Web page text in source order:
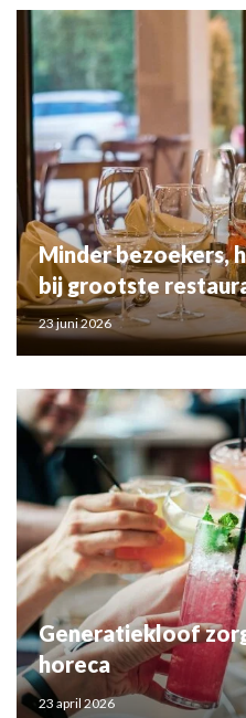
Minder bezoekers,
bij grootste
23 juni 2026
Generatiekloof
horeca
23 april 2026